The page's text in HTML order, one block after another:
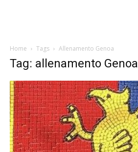
Home Tags Allenamento Genoa
Tag: allenamento Genoa